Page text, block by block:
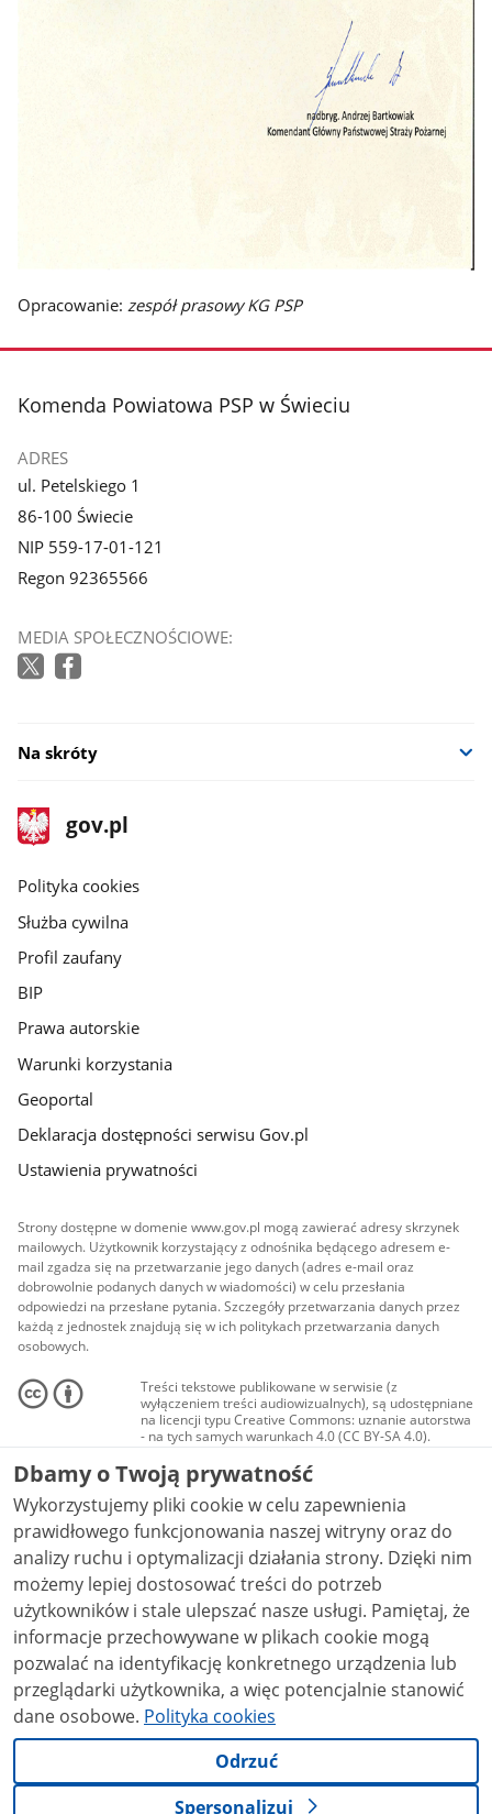
Opracowanie: zespół prasowy KG PSP
stopka
Komenda Powiatowa PSP w Świeciu
ADRES
ul. Petelskiego 1
86-100 Świecie
NIP 559-17-01-121
Regon 92365566
MEDIA SPOŁECZNOŚCIOWE:
Na skróty
stopka
gov.pl
Strona
gov.pl
gov.pl
Polityka cookies
Służba cywilna
Profil zaufany
BIP
Prawa autorskie
Warunki korzystania
Geoportal
Deklaracja dostępności serwisu Gov.pl
Ustawienia prywatności
Strony dostępne w domenie www.gov.pl mogą zawierać adresy skrzynek
mailowych. Użytkownik korzystający z odnośnika będącego adresem e-
mail zgadza się na przetwarzanie jego danych (adres e-mail oraz
dobrowolnie podanych danych w wiadomości) w celu przesłania
odpowiedzi na przesłane pytania. Szczegóły przetwarzania danych przez
każdą z jednostek znajdują się w ich politykach przetwarzania danych
osobowych.
Treści tekstowe publikowane w serwisie (z
wyłączeniem treści audiowizualnych), są udostępniane
na licencji typu Creative Commons: uznanie autorstwa
- na tych samych warunkach 4.0 (CC BY-SA 4.0).
Materiały audiowizualne, w tym zdjęcia, materiały
audio i wideo, są udostępniane na licencji typu
Creative Commons: uznanie autorstwa użycie
niekomercyjne - bez utworów zależnych 4.0 (CC BY-
NC-ND 4.0), o ile nie jest to stwierdzone inaczej.
Dbamy o Twoją prywatność
Wykorzystujemy pliki cookie w celu zapewnienia
prawidłowego funkcjonowania naszej witryny oraz do
analizy ruchu i optymalizacji działania strony. Dzięki nim
możemy lepiej dostosować treści do potrzeb
użytkowników i stale ulepszać nasze usługi. Pamiętaj, że
informacje przechowywane w plikach cookie mogą
pozwalać na identyfikację konkretnego urządzenia lub
przeglądarki użytkownika, a więc potencjalnie stanowić
dane osobowe. Polityka cookies
Odrzuć
Spersonalizuj